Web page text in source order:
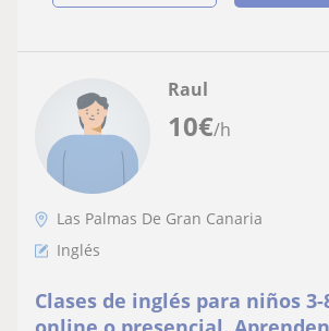
10€/h
Raul
Las Palmas De Gran Canaria
Inglés
Clases de inglés para niños 3-